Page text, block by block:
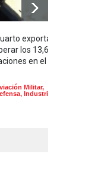
exportador
los 13,600
en el
Militar,
, Industria